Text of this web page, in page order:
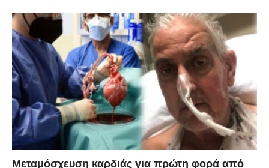
Μεταμόσχευση καρδιάς για πρώτη φορά από